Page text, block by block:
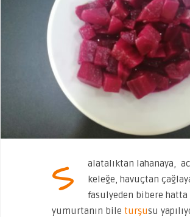
S
alatalıktan lahanaya,
keleğe, havuçtan
fasulyeden bibere hatta
yumurtanın bile turşusu